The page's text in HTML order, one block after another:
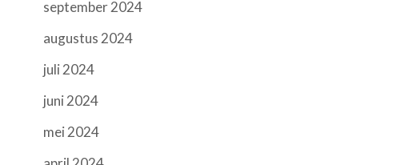
september 2024
augustus 2024
juli 2024
juni 2024
mei 2024